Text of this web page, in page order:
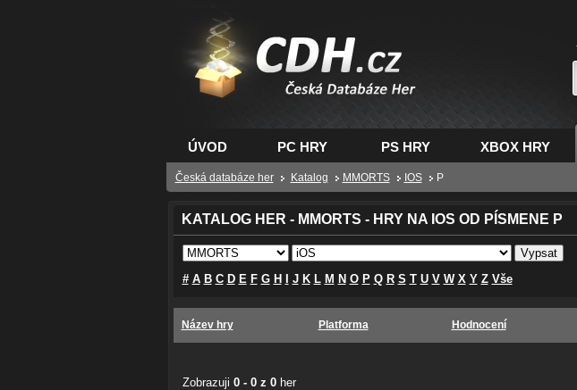
CDH.cz - hry na PC,
PS, XBOX - Česká
databáze her
ÚVOD PC HRY PS HRY XBOX HRY
Česká databáze her Katalog MMORTS IOS P
KATALOG HER - MMORTS - HRY NA IOS OD PÍSMENE P
# A B C D E F G H J K L M N O P Q R S T U V W X Y Z Vše
Název hry Platforma Hodnocení
Zobrazuji 0 - 0 z 0her